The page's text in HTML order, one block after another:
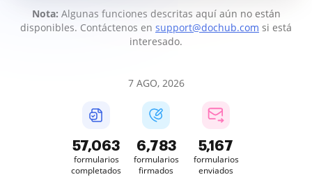
Nota: Algunas funciones descritas aquí aún no están
disponibles. Contáctenos en support@dochub.com si está
interesado.
7 AGO, 2026
57,064
formularios
completados
6,783
formularios
firmados
5,167
formularios
enviados